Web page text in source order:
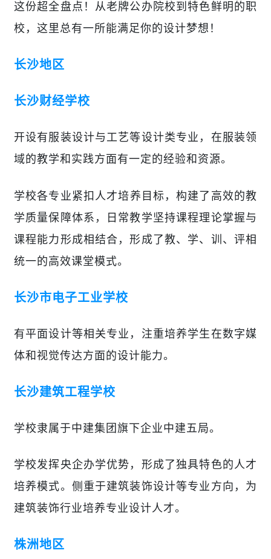
这份超全盘点！从老牌公办院校到特色鲜明的职
校，这里总有一所能满足你的设计梦想！
长沙地区
长沙财经学校
开设有服装设计与工艺等设计类专业，在服装领
域的教学和实践方面有一定的经验和资源。
学校各专业紧扣人才培养目标，构建了高效的教
学质量保障体系，日常教学坚持课程理论掌握与
课程能力形成相结合，形成了教、学、训、评相
统一的高效课堂模式。
长沙市电子工业学校
有平面设计等相关专业，注重培养学生在数字媒
体和视觉传达方面的设计能力。
长沙建筑工程学校
学校隶属于中建集团旗下企业中建五局。
学校发挥央企办学优势，形成了独具特色的人才
培养模式。侧重于建筑装饰设计等专业方向，为
建筑装饰行业培养专业设计人才。
株洲地区